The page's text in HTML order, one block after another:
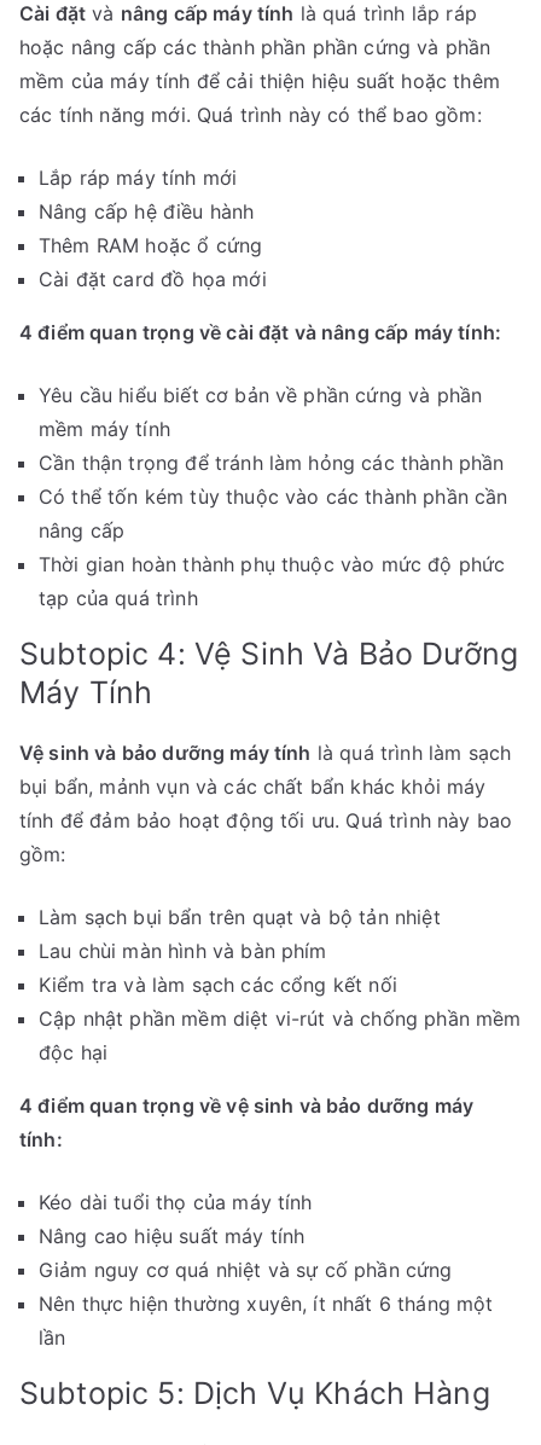
Cài đặt và nâng cấp máy tính là quá trình lắp ráp
hoặc nâng cấp các thành phần phần cứng và phần
mềm của máy tính để cải thiện hiệu suất hoặc thêm
các tính năng mới. Quá trình này có thể bao gồm:
Lắp ráp máy tính mới
Nâng cấp hệ điều hành
Thêm RAM hoặc ổ cứng
Cài đặt card đồ họa mới
4 điểm quan trọng về cài đặt và nâng cấp máy tính:
Yêu cầu hiểu biết cơ bản về phần cứng và phần
mềm máy tính
Cần thận trọng để tránh làm hỏng các thành phần
Có thể tốn kém tùy thuộc vào các thành phần cần
nâng cấp
Thời gian hoàn thành phụ thuộc vào mức độ phức
tạp của quá trình
Subtopic 4: Vệ Sinh Và Bảo Dưỡng
Máy Tính
Vệ sinh và bảo dưỡng máy tính là quá trình làm sạch
bụi bẩn, mảnh vụn và các chất bẩn khác khỏi máy
tính để đảm bảo hoạt động tối ưu. Quá trình này bao
gồm:
Làm sạch bụi bẩn trên quạt và bộ tản nhiệt
Lau chùi màn hình và bàn phím
Kiểm tra và làm sạch các cổng kết nối
Cập nhật phần mềm diệt vi-rút và chống phần mềm
độc hại
4 điểm quan trọng về vệ sinh và bảo dưỡng máy
tính:
Kéo dài tuổi thọ của máy tính
Nâng cao hiệu suất máy tính
Giảm nguy cơ quá nhiệt và sự cố phần cứng
Nên thực hiện thường xuyên, ít nhất 6 tháng một
lần
Subtopic 5: Dịch Vụ Khách Hàng